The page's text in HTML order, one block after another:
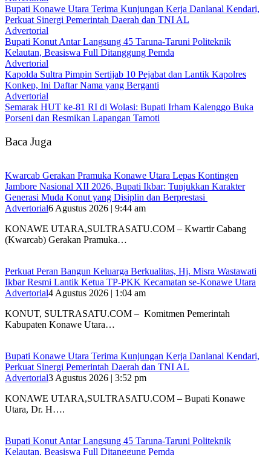
Bupati Konawe Utara Terima Kunjungan Kerja Danlanal Kendari,
Perkuat Sinergi Pemerintah Daerah dan TNI AL
Advertorial
Bupati Konut Antar Langsung 45 Taruna-Taruni Politeknik
Kelautan, Beasiswa Full Ditanggung Pemda
Advertorial
‎Kapolda Sultra Pimpin Sertijab 10 Pejabat dan Lantik Kapolres
Konkep, Ini Daftar Nama yang Berganti
Advertorial
Semarak HUT ke-81 RI di Wolasi: Bupati Irham Kalenggo Buka
Porseni dan Resmikan Lapangan Tamoti
Baca Juga
‎Kwarcab Gerakan Pramuka Konawe Utara Lepas Kontingen
Jambore Nasional XII 2026, Bupati Ikbar: Tunjukkan Karakter
Generasi Muda Konut yang Disiplin dan Berprestasi ‎
Advertorial6 Agustus 2026 | 9:44 am
KONAWE UTARA,SULTRASATU.COM – Kwartir Cabang
(Kwarcab) Gerakan Pramuka…
‎Perkuat Peran Bangun Keluarga Berkualitas, Hj. Misra Wastawati
Ikbar Resmi Lantik Ketua TP-PKK Kecamatan se-Konawe Utara
Advertorial4 Agustus 2026 | 1:04 am
‎KONUT, SULTRASATU.COM – Komitmen Pemerintah
Kabupaten Konawe Utara…
Bupati Konawe Utara Terima Kunjungan Kerja Danlanal Kendari,
Perkuat Sinergi Pemerintah Daerah dan TNI AL
Advertorial3 Agustus 2026 | 3:52 pm
‎KONAWE UTARA,SULTRASATU.COM – Bupati Konawe
Utara, Dr. H….
Bupati Konut Antar Langsung 45 Taruna-Taruni Politeknik
Kelautan, Beasiswa Full Ditanggung Pemda